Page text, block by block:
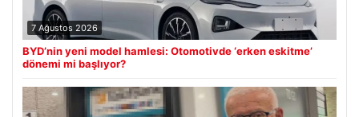
7 Ağustos 2026
BYD’nin yeni model hamlesi: Otomotivde ‘erken eskitme’
dönemi mi başlıyor?